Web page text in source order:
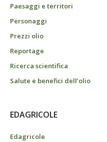
Paesaggi e territori
Personaggi
Prezzi olio
Reportage
Ricerca scientifica
Salute e benefici dell’olio
EDAGRICOLE
Edagricole